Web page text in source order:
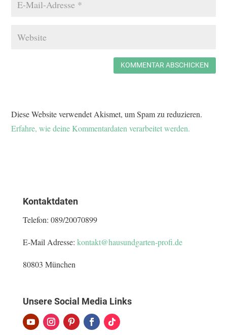
KOMMENTAR ABSCHICKEN
Diese Website verwendet Akismet, um Spam zu reduzieren.
Erfahre, wie deine Kommentardaten verarbeitet werden.
Kontaktdaten
Telefon: 089/20070899
E-Mail Adresse: kontakt@hausundgarten-profi.de
80803 München
Unsere Social Media Links